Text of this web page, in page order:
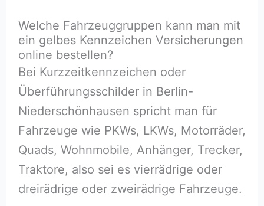
Welche Fahrzeuggruppen kann man mit
ein gelbes Kennzeichen Versicherungen
online bestellen?
Bei Kurzzeitkennzeichen oder
Überführungsschilder in Berlin-
Niederschönhausen spricht man für
Fahrzeuge wie PKWs, LKWs, Motorräder,
Quads, Wohnmobile, Anhänger, Trecker,
Traktore, also sei es vierrädrige oder
dreirädrige oder zweirädrige Fahrzeuge.